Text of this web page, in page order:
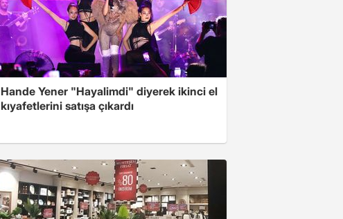
Hande Yener "Hayalimdi" diyerek ikinci el
kıyafetlerini satışa çıkardı